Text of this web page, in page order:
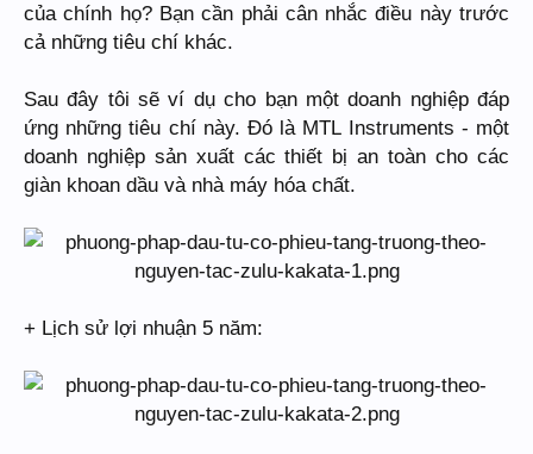
của chính họ? Bạn cần phải cân nhắc điều này trước
cả những tiêu chí khác.
Sau đây tôi sẽ ví dụ cho bạn một doanh nghiệp đáp
ứng những tiêu chí này. Đó là MTL Instruments - một
doanh nghiệp sản xuất các thiết bị an toàn cho các
giàn khoan dầu và nhà máy hóa chất.
+ Lịch sử lợi nhuận 5 năm: